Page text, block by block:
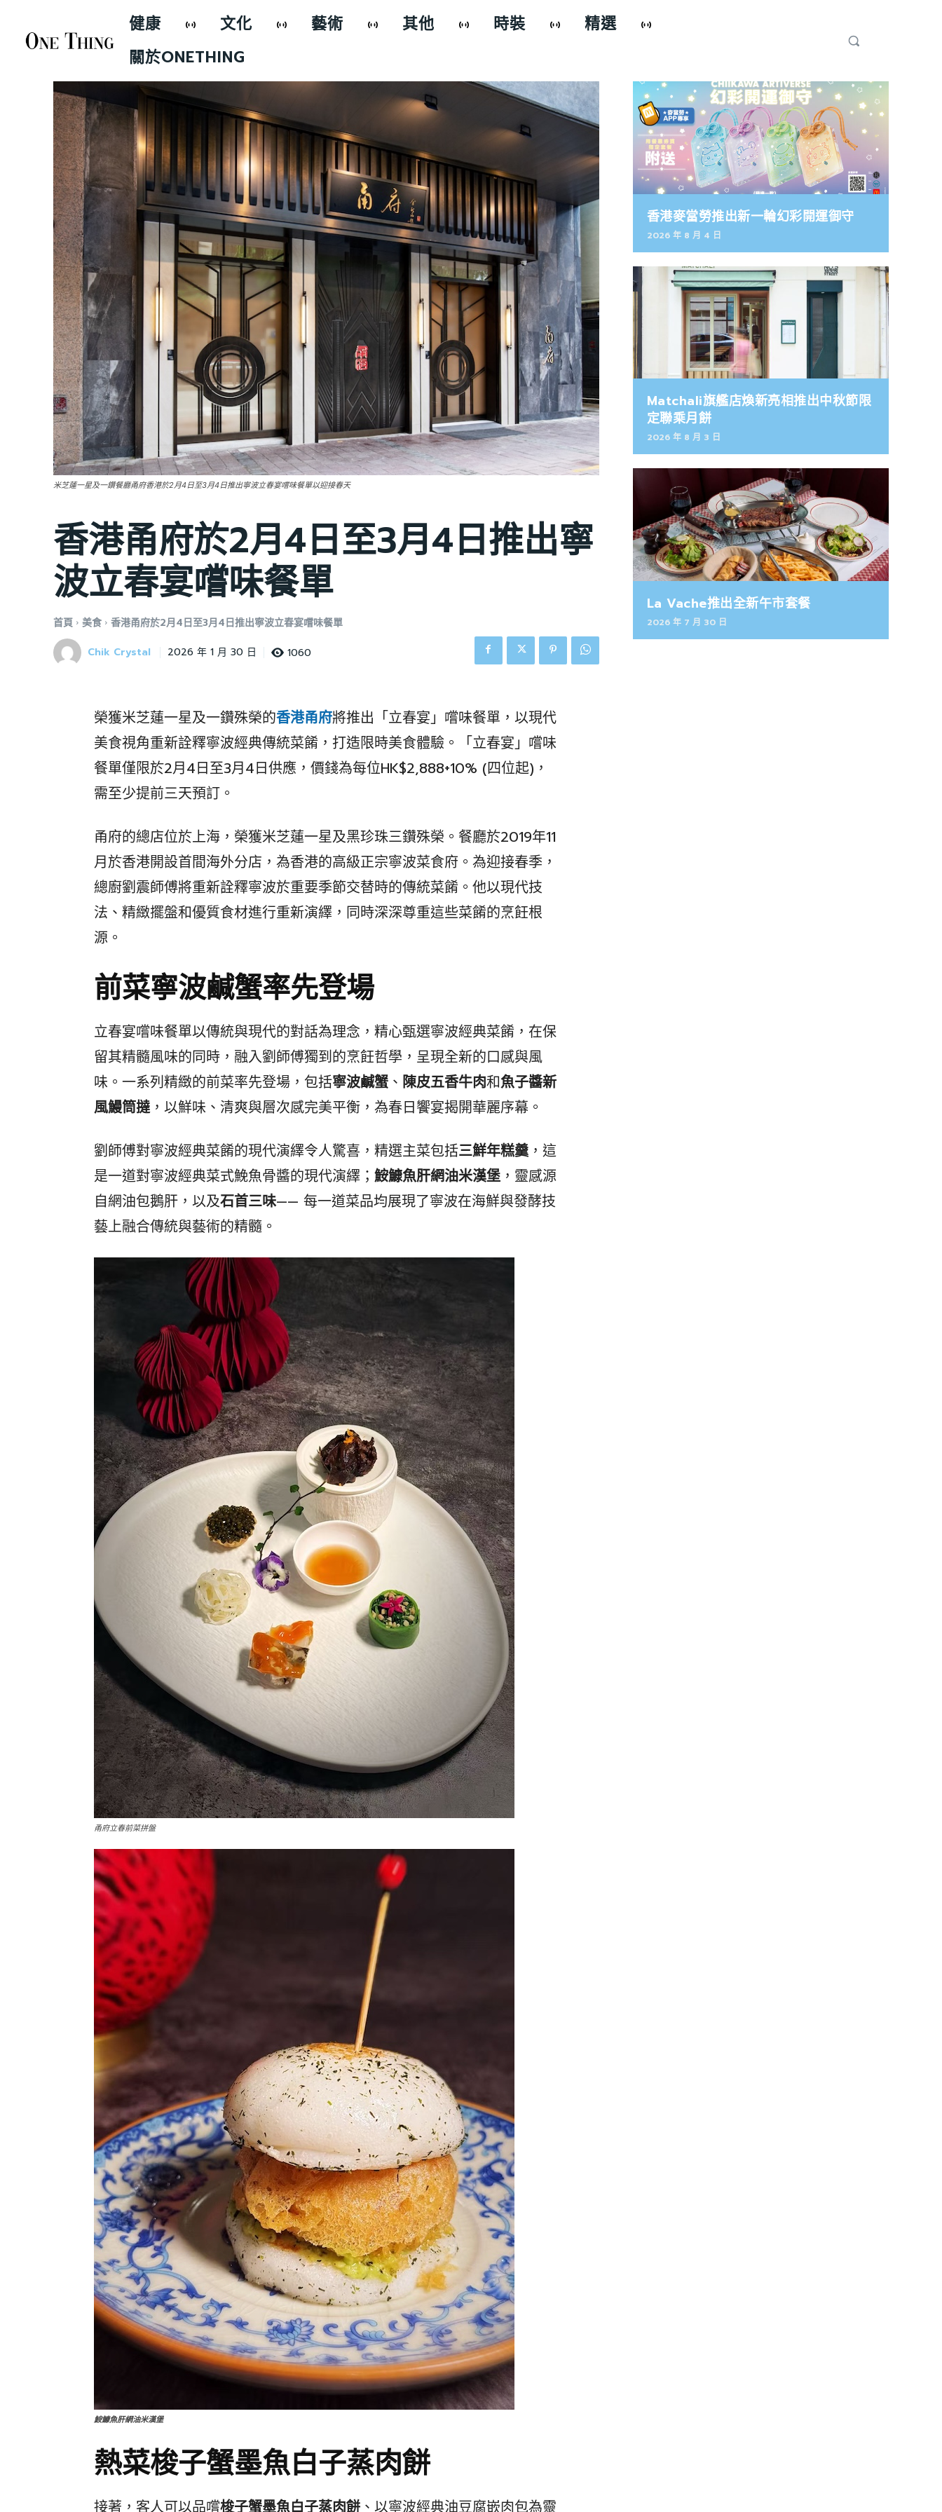
健康 文化 藝術 其他 時裝
精選
關於ONETHING
米芝蓮一星及一鑽餐廳甬府香港於2月4日至3月4日推出寧波立春宴嚐味餐單以迎接春天
香港甬府於2月4日至3月4日推出寧
波立春宴嚐味餐單
首頁 美食 香港甬府於2月4日至3月4日推出寧波立春宴嚐味餐單
Chik Crystal 2026 年 1 月 30 日 1060
榮獲米芝蓮一星及一鑽殊榮的香港甬府將推出「立春宴」嚐味餐單，以現代
美食視角重新詮釋寧波經典傳統菜餚，打造限時美食體驗。「立春宴」嚐味
餐單僅限於2月4日至3月4日供應，價錢為每位HK$2,888+10% (四位起)，
需至少提前三天預訂。
甬府的總店位於上海，榮獲米芝蓮一星及黑珍珠三鑽殊榮。餐廳於2019年11
月於香港開設首間海外分店，為香港的高級正宗寧波菜食府。為迎接春季，
總廚劉震師傅將重新詮釋寧波於重要季節交替時的傳統菜餚。他以現代技
法、精緻擺盤和優質食材進行重新演繹，同時深深尊重這些菜餚的烹飪根
源。
前菜寧波鹹蟹率先登場
立春宴嚐味餐單以傳統與現代的對話為理念，精心甄選寧波經典菜餚，在保
留其精髓風味的同時，融入劉師傅獨到的烹飪哲學，呈現全新的口感與風
味。一系列精緻的前菜率先登場，包括寧波鹹蟹 、 陳皮五香牛肉和魚子醬新
風鰻筒撻，以鮮味、清爽與層次感完美平衡，為春日饗宴揭開華麗序幕。
劉師傅對寧波經典菜餚的現代演繹令人驚喜，精選主菜包括三鮮年糕羹 ，這
是一道對寧波經典菜式鮸魚骨醬的現代演繹；鮟鱇魚肝網油米漢堡 ，靈感源
自網油包鵝肝，以及石首三味—— 每一道菜品均展現了寧波在海鮮與發酵技
藝上融合傳統與藝術的精髓。
甬府立春前菜拼盤
鮟鱇魚肝網油米漢堡
熱菜梭子蟹墨魚白子蒸肉餅
接著，客人可以品嚐梭子蟹墨魚白子蒸肉餅 、以寧波經典油豆腐嵌肉包為靈
香港麥當勞推出新一輪幻彩開運御守
2026 年 8 月 4 日
Matchali旗艦店煥新亮相推出中秋節限
定聯乘月餅
2026 年 8 月 3 日
La Vache推出全新午市套餐
2026 年 7 月 30 日